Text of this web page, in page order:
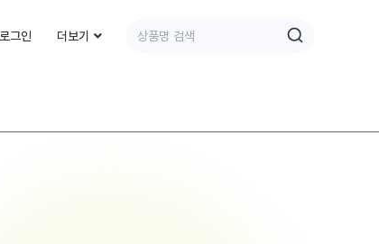
로그인 더보기